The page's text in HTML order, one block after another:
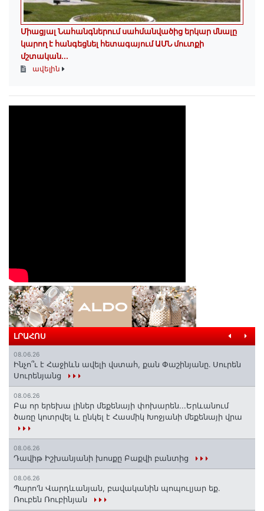
Միացյալ Նահանգներում սահմանվածից երկար մնալը
կարող է հանգեցնել հետագայում ԱՄՆ մուտքի
մշտական...
ավելին
ԼՐԱՀՈՍ
08.06.26
Ինչո՞ւ է Հաջիևն ավելի վստահ, քան Փաշինյանը․ Սուրեն
Սուրենյանց
08.06.26
Բա որ երեխա լիներ մեքենայի փոխարեն...Երևանում
ծառը կոտրվել և ընկել է Հասմիկ Խոջյանի մեքենայի վրա
08.06.26
Դավիթ Իշխանյանի խոսքը Բաքվի բանտից
08.06.26
Պարո'ն Վարդևանյան, բավականին պոպուլյար եք.
Ռուբեն Ռուբինյան